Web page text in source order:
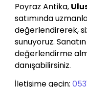
Poyraz Antika,
satımında
değerlendirerek,
sunuyoruz.
değerlendirme
danışabilirsiniz.
İletişime geçin: